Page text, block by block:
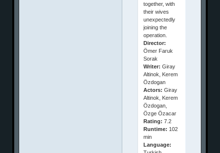
together, with
their wives
unexpectedly
joining the
operation.
Director:
Ömer Faruk
Sorak
Writer: Giray
Altinok, Kerem
Özdogan
Actors: Giray
Altinok, Kerem
Özdogan,
Özge Özacar
Rating: 7.2
Runtime: 102
min
Language: